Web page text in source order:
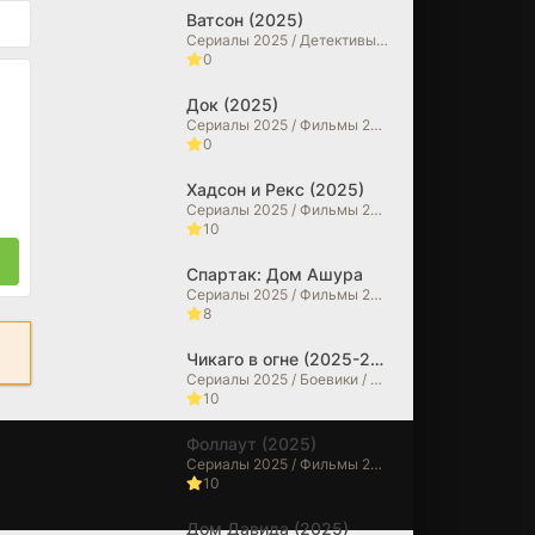
Ватсон (2025)
Сериалы 2025 / Детективы / Драмы
0
Док (2025)
Сериалы 2025 / Фильмы 2025 / Исторические фильмы / Драмы / Биографические фильмы
0
Хадсон и Рекс (2025)
Сериалы 2025 / Фильмы 2025 / Криминальные фильмы / Драмы / Детективы
10
Спартак: Дом Ашура
Сериалы 2025 / Фильмы 2025 / Драмы / Исторические фильмы / Зарубежные сериалы
8
Чикаго в огне (2025-2026)
Сериалы 2025 / Боевики / Драмы / Сериалы 2026 года / Зарубежные сериалы
10
Фоллаут (2025)
Сериалы 2025 / Фильмы 2025 / Фантастические / Боевики / Фильмы-приключения / Драмы / Зарубежные сериалы
10
Дом Давида (2025)